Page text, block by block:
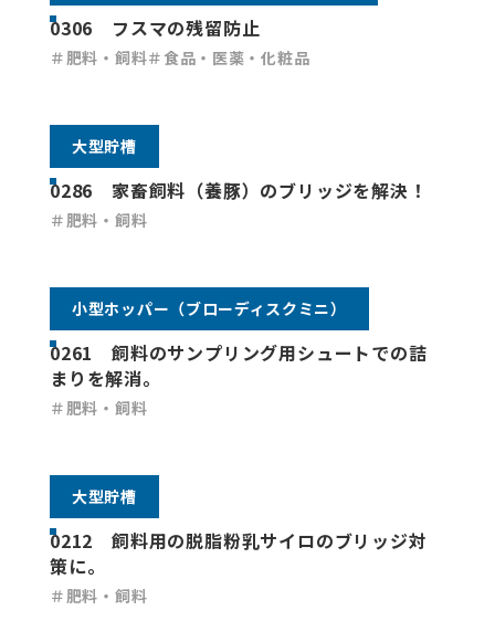
0306 フスマの残留防止
＃肥料・飼料＃食品・医薬・化粧品
大型貯槽
0286 家畜飼料（養豚）のブリッジを解決！
＃肥料・飼料
小型ホッパー（ブローディスクミニ）
0261 飼料のサンプリング用シュートでの詰
まりを解消。
＃肥料・飼料
大型貯槽
0212 飼料用の脱脂粉乳サイロのブリッジ対
策に。
＃肥料・飼料